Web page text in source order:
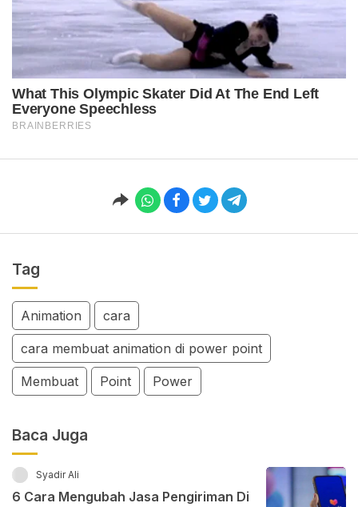
Tag
Animation cara
cara membuat animation di power point
Membuat Point Power
Baca Juga
Syadir Ali
6 Cara Mengubah Jasa Pengiriman Di